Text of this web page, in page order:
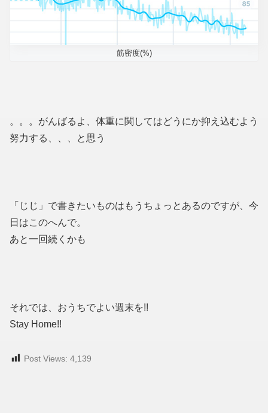
筋密度(%)
。。。がんばるよ、体重に関してはどうにか抑え込むよう
努力する、、、と思う
「じじ」で書きたいものはもうちょっとあるのですが、今
日はこのへんで。
あと一回続くかも
それでは、おうちでよい週末を!!
Stay Home!!
Post Views: 4,139